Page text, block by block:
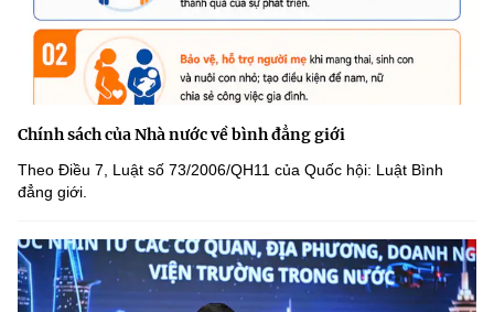
Chính sách của Nhà nước về bình đẳng giới
Theo Điều 7, Luật số 73/2006/QH11 của Quốc hội: Luật Bình
đẳng giới.